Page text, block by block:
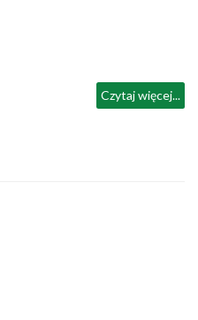
Czytaj więcej...